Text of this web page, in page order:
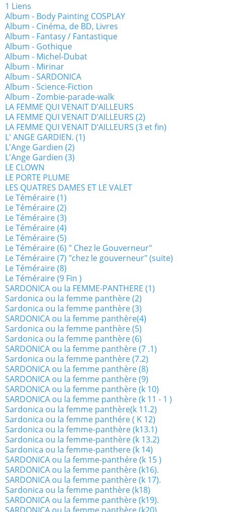
1 Liens
Album - Body Painting COSPLAY
Album - Cinéma, de BD, Livres
Album - Fantasy / Fantastique
Album - Gothique
Album - Michel-Dubat
Album - Mirinar
Album - SARDONICA
Album - Science-Fiction
Album - Zombie-parade-walk
LA FEMME QUI VENAIT D’AILLEURS
LA FEMME QUI VENAIT D’AILLEURS (2)
LA FEMME QUI VENAIT D’AILLEURS (3 et fin)
L' ANGE GARDIEN. (1)
L'Ange Gardien (2)
L'Ange Gardien (3)
LE CLOWN
LE PORTE PLUME
LES QUATRES DAMES ET LE VALET
Le Téméraire (1)
Le Téméraire (2)
Le Téméraire (3)
Le Téméraire (4)
Le Téméraire (5)
Le Téméraire (6) " Chez le Gouverneur"
Le Téméraire (7) "chez le gouverneur" (suite)
Le Téméraire (8)
Le Téméraire (9 Fin )
SARDONICA ou la FEMME-PANTHERE (1)
Sardonica ou la femme panthère (2)
Sardonica ou la femme panthère (3)
SARDONICA ou la femme panthère(4)
Sardonica ou la femme panthère (5)
Sardonica ou la femme panthère (6)
SARDONICA ou la femme panthère (7 .1)
Sardonica ou la femme panthère (7.2)
SARDONICA ou la femme panthère (8)
SARDONICA ou la femme panthère (9)
SARDONICA ou la femme panthère (k 10)
SARDONICA ou la femme panthère (k 11 - 1 )
Sardonica ou la femme panthère(k 11.2)
Sardonica ou la femme panthére ( K 12)
Sardonica ou la femme-panthère (k13.1)
Sardonica ou la femme-panthère (k 13.2)
Sardonica ou la femme-panthere (k 14)
SARDONICA ou la femme-panthére (k 15 )
SARDONICA ou la femme panthère (k16).
SARDONICA ou la femme panthère (k 17).
Sardonica ou la femme panthère (k18)
SARDONICA ou la femme panthère (k19).